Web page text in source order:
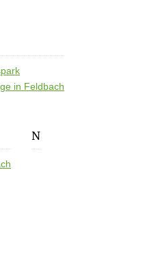
in Feldbach
N